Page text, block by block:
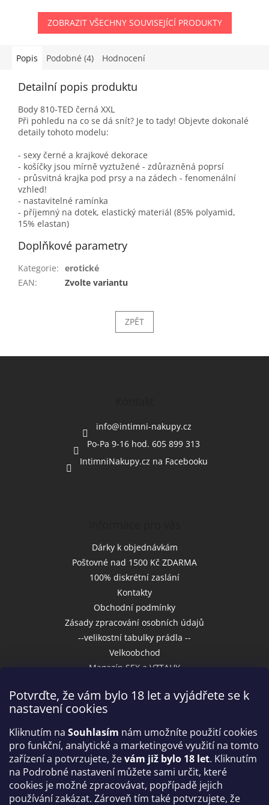
Potvrďte, že vám bylo 18 let a vyjádřete se k
nastavení cookies
Kliknutím na Souhlasím nám umožníte použití cookies
pro funkční, analytické a marketingové využití na tomto
zařízení a potvrzujete, ževám již bylo 18 let. Kliknutím
na Podrobné nastavení můžete sami určit, které
cookies je možné zpracovávat, popřípadě jejich
používání zakázat. Zároveň tím také potvrzujete, že
ZOBRAZIT VŠECHNY SOUVISEJÍCÍ PRODUKTY
Popis Podobné (4) Hodnocení
Detailní popis produktu
Body 810-TED černá XXL
Při pohledu na co se dá snít? Je to tady! Objevte dokonalé
detaily tohoto modelu:
- sexy černé a krajkové dekorace
- košíčky jsou mírně vyztužené - zdůrazněná poprsí
- průsvitná krajka pod prsy a na zádech - fenomenální
vzhled!
- nastavitelné ramínka
- příjemný na dotek, elastický materiál (85% polyamid,
15% elastan)
Doplňkové parametry
Kategorie: erotické
EAN: Zvolte variantu
ZPĚT
info@intimni-nakupy.cz
Po-Pa 9-16 hod. 605 899 313
IntimniNakupy.cz na Facebooku
Dárky k objednávkám
Poštovné nad 1500 Kč ZDARMA
100% diskrétní zaslání
Kontakty
Obchodní podmínky
Zásady zpracování osobních údajů
--velikostní tabulky prádla --
Velkoobchod
Magazín SEX a VZTAHY
Přijímáme online platby